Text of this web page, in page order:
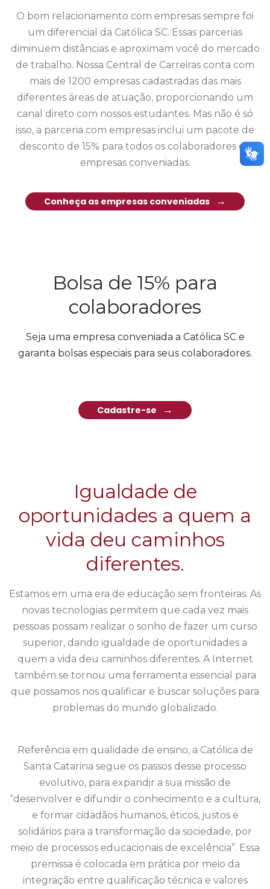
O bom relacionamento com empresas sempre foi
um diferencial da Católica SC. Essas parcerias
diminuem distâncias e aproximam você do mercado
de trabalho. Nossa Central de Carreiras conta com
mais de 1200 empresas cadastradas das mais
diferentes áreas de atuação, proporcionando um
canal direto com nossos estudantes. Mas não é só
isso, a parceria com empresas inclui um pacote de
desconto de 15% para todos os colaboradores de
empresas conveniadas.
Conheça as empresas conveniadas
Bolsa de 15% para
colaboradores
Seja uma empresa conveniada a Católica SC e
garanta bolsas especiais para seus colaboradores.
Cadastre-se
Igualdade de
oportunidades a quem a
vida deu caminhos
diferentes.
Estamos em uma era de educação sem fronteiras. As
novas tecnologias permitem que cada vez mais
pessoas possam realizar o sonho de fazer um curso
superior, dando igualdade de oportunidades a
quem a vida deu caminhos diferentes. A Internet
também se tornou uma ferramenta essencial para
que possamos nos qualificar e buscar soluções para
problemas do mundo globalizado.
Referência em qualidade de ensino, a Católica de
Santa Catarina segue os passos desse processo
evolutivo, para expandir a sua missão de
“desenvolver e difundir o conhecimento e a cultura,
e formar cidadãos humanos, éticos, justos e
solidários para a transformação da sociedade, por
meio de processos educacionais de excelência”. Essa
premissa é colocada em prática por meio da
integração entre qualificação técnica e valores